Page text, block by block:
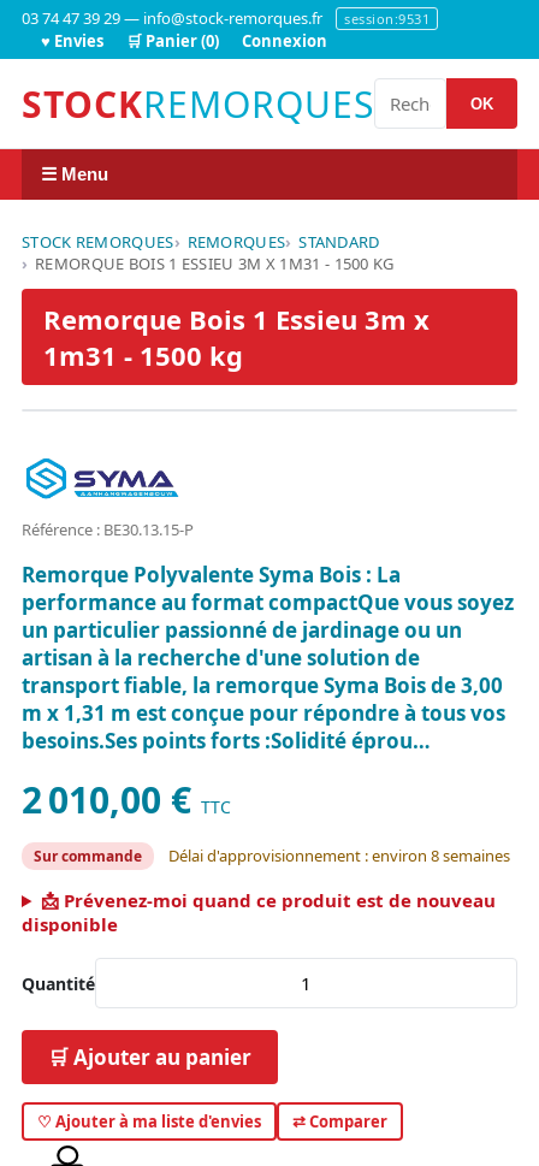
03 74 47 39 29 — info@stock-remorques.fr session:9531
♥ Envies 🛒 Panier (0) Connexion
STOCKREMORQUES OK
☰ Menu
STOCK REMORQUES REMORQUES
STANDARD
REMORQUE BOIS 1 ESSIEU 3M X 1M31 - 1500 KG
Remorque Bois 1 Essieu 3m x
1m31 - 1500 kg
Référence : BE30.13.15-P
Remorque Polyvalente Syma Bois : La
performance au format compactQue vous soyez
un particulier passionné de jardinage ou un
artisan à la recherche d'une solution de
transport fiable, la remorque Syma Bois de 3,00
m x 1,31 m est conçue pour répondre à tous vos
besoins.Ses points forts :Solidité éprou…
2 010,00 € TTC
Sur commande Délai d'approvisionnement : environ 8 semaines
📩 Prévenez-moi quand ce produit est de nouveau
disponible
Quantité
🛒 Ajouter au panier
♡ Ajouter à ma liste d'envies ⇄ Comparer